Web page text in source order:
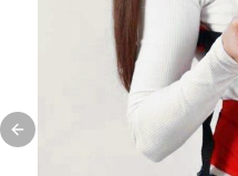
Previous slide